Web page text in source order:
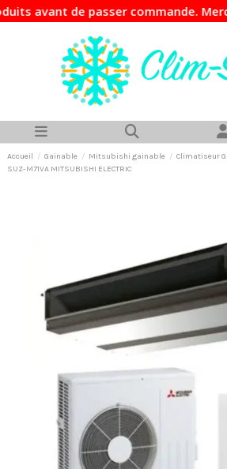
de passer commande. Merci de
Accueil Gainable Mitsubishi gainable
Climatiseur
SUZ-M71VA MITSUBISHI ELECTRIC